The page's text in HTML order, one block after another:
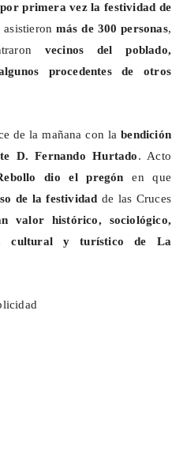
primera vez la festividad de
asistieronmás de 300 personas,
vecinos del poblado,
procedentes de otros
de la mañana con la bendición
D. Fernando Hurtado. Acto
dio el pregón en que
de la festividad de las Cruces
valor histórico, sociológico,
cultural y turístico de La